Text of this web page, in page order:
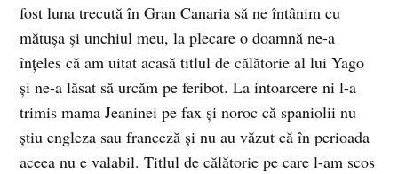
fost luna trecută în Gran Canaria să ne întânim cu
mătușa și unchiul meu, la plecare o doamnă ne-a
înțeles că am uitat acasă titlul de călătorie al lui Yago
și ne-a lăsat să urcăm pe feribot. La intoarcere ni l-a
trimis mama Jeaninei pe fax și noroc că spaniolii nu
știu engleza sau franceză și nu au văzut că în perioada
aceea nu e valabil. Titlul de călătorie pe care l-am scos